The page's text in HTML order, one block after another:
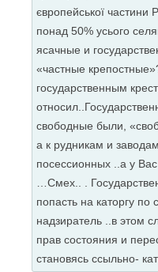
європейської частини
понад 50% усього
ясачные и
«частные
государственным
свободные были,
а к рудникам и
посессионных ..а у
…Смех.. .
попасть на каторгу по
надзиратель ..в этом
прав состояния и
становясь ссыльно-